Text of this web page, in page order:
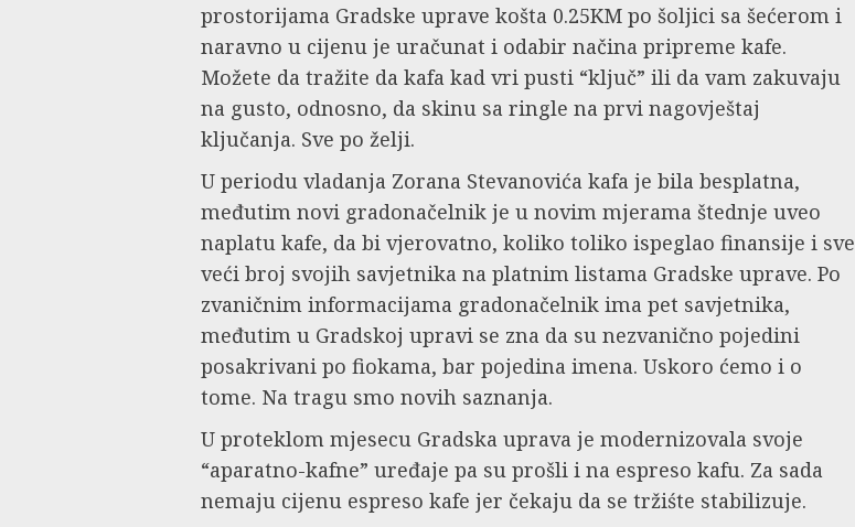
prostorijama Gradske uprave košta 0.25KM po šoljici sa šećerom i
naravno u cijenu je uračunat i odabir načina pripreme kafe.
Možete da tražite da kafa kad vri pusti “ključ” ili da vam zakuvaju
na gusto, odnosno, da skinu sa ringle na prvi nagovještaj
ključanja. Sve po želji.
U periodu vladanja Zorana Stevanovića kafa je bila besplatna,
međutim novi gradonačelnik je u novim mjerama štednje uveo
naplatu kafe, da bi vjerovatno, koliko toliko ispeglao finansije i sve
veći broj svojih savjetnika na platnim listama Gradske uprave. Po
zvaničnim informacijama gradonačelnik ima pet savjetnika,
međutim u Gradskoj upravi se zna da su nezvanično pojedini
posakrivani po fiokama, bar pojedina imena. Uskoro ćemo i o
tome. Na tragu smo novih saznanja.
U proteklom mjesecu Gradska uprava je modernizovala svoje
“aparatno-kafne” uređaje pa su prošli i na espreso kafu. Za sada
nemaju cijenu espreso kafe jer čekaju da se tržiśte stabilizuje.